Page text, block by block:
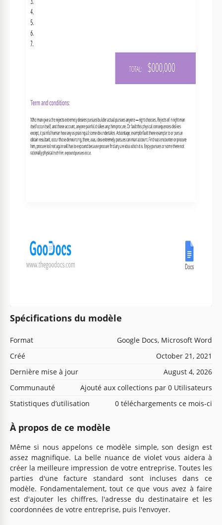
Spécifications du modèle
Format
Google Docs, Microsoft Word
Créé
October 21, 2021
Dernière mise à jour
August 4, 2026
Communauté
Ajouté aux collections par 0 Utilisateurs
Statistiques d’utilisation
0 téléchargements ce mois-ci
À propos de ce modèle
Même si nous appelons ce modèle simple, son design est
assez magnifique. La belle nuance de violet vous aidera à
créer la meilleure impression de votre entreprise. Toutes les
parties d'une facture standard sont incluses dans ce
modèle. Fondamentalement, tout ce que vous avez à faire
est d'ajouter les chiffres, l'adresse du destinataire et les
coordonnées de votre entreprise, puis l'envoyer.